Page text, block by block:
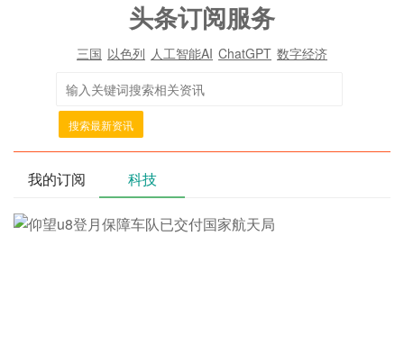
头条订阅服务
三国 以色列 人工智能AI ChatGPT 数字经济
搜索最新资讯
我的订阅 科技